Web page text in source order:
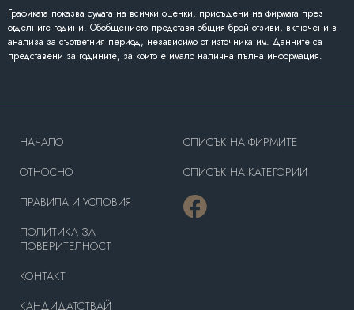
Графиката показва сумата на всички оценки, присъдени на фирмата през
отделните години. Обобщението представя общия брой отзиви, включени в
анализа за съответния период, независимо от източника им. Данните са
представени за годините, за които е имало налична пълна информация.
HAЧАЛО
OТНОСНО
ПРАВИЛА И УСЛОВИЯ
ПОЛИТИКА ЗА
ПОВЕРИТЕЛНОСТ
КОНТАКТ
КАНДИДАТСТВАЙ
СПИСЪК НА ФИРМИТЕ
СПИСЪК НА КАТЕГОРИИ